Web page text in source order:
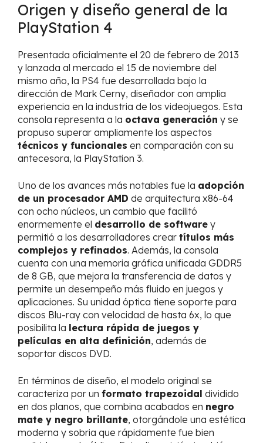
Origen y diseño general de la
PlayStation 4
Presentada oficialmente el 20 de febrero de 2013
y lanzada al mercado el 15 de noviembre del
mismo año, la PS4 fue desarrollada bajo la
dirección de Mark Cerny, diseñador con amplia
experiencia en la industria de los videojuegos. Esta
consola representa a la octava generación y se
propuso superar ampliamente los aspectos
técnicos y funcionales en comparación con su
antecesora, la PlayStation 3.
Uno de los avances más notables fue la adopción
de un procesador AMD de arquitectura x86-64
con ocho núcleos, un cambio que facilitó
enormemente el desarrollo de software y
permitió a los desarrolladores crear títulos más
complejos y refinados. Además, la consola
cuenta con una memoria gráfica unificada GDDR5
de 8 GB, que mejora la transferencia de datos y
permite un desempeño más fluido en juegos y
aplicaciones. Su unidad óptica tiene soporte para
discos Blu-ray con velocidad de hasta 6x, lo que
posibilita la lectura rápida de juegos y
películas en alta definición, además de
soportar discos DVD.
En términos de diseño, el modelo original se
caracteriza por un formato trapezoidal dividido
en dos planos, que combina acabados en negro
mate y negro brillante, otorgándole una estética
moderna y sobria que rápidamente fue bien